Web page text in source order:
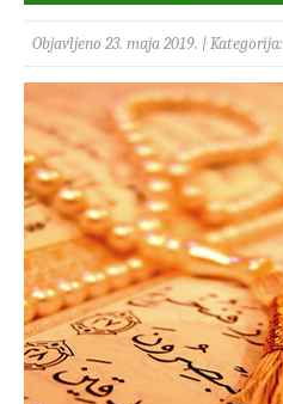
Objavljeno 23. maja 2019. | Kategorija: